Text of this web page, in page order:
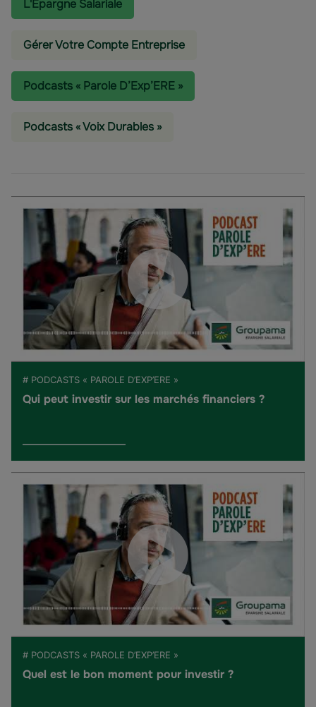
L'épargne Salariale
Gérer Votre Compte Entreprise
Podcasts « Parole D’Exp’ERE »
Podcasts « Voix Durables »
# PODCASTS « PAROLE D’EXP’ERE »
Qui peut investir sur les marchés financiers ?
# PODCASTS « PAROLE D’EXP’ERE »
Quel est le bon moment pour investir ?